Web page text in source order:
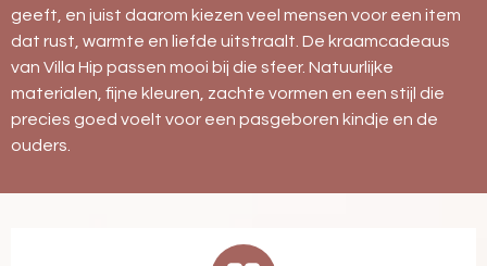
geeft, en juist daarom kiezen veel mensen voor een item
dat rust, warmte en liefde uitstraalt. De kraamcadeaus
van Villa Hip passen mooi bij die sfeer. Natuurlijke
materialen, fijne kleuren, zachte vormen en een stijl die
precies goed voelt voor een pasgeboren kindje en de
ouders.